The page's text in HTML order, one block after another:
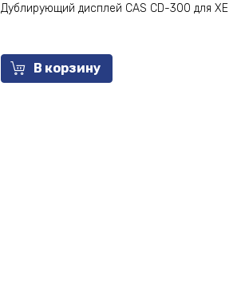
Дублирующий дисплей CAS CD-300 для XE
В корзину